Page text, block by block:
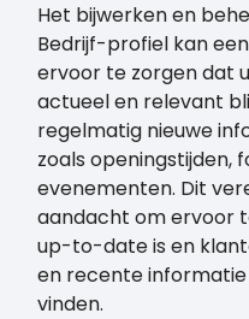
Het bijwerken en
Bedrijf-profiel kan
ervoor te zorgen dat
actueel en relevant
regelmatig nieuwe
zoals openingstijden,
evenementen. Dit
aandacht om ervoor
up-to-date is en
en recente
vinden.